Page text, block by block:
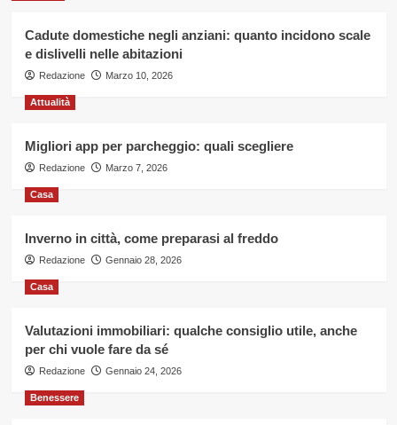
Cadute domestiche negli anziani: quanto incidono scale
e dislivelli nelle abitazioni
Redazione Marzo 10, 2026
Attualità
Migliori app per parcheggio: quali scegliere
Redazione Marzo 7, 2026
Casa
Inverno in città, come preparasi al freddo
Redazione Gennaio 28, 2026
Casa
Valutazioni immobiliari: qualche consiglio utile, anche
per chi vuole fare da sé
Redazione Gennaio 24, 2026
Benessere